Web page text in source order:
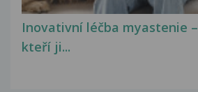
Inovativní léčba myastenie
kteří ji...